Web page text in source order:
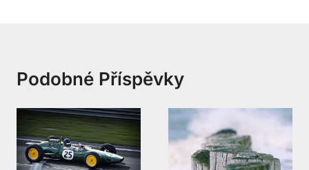
Podobné Příspěvky